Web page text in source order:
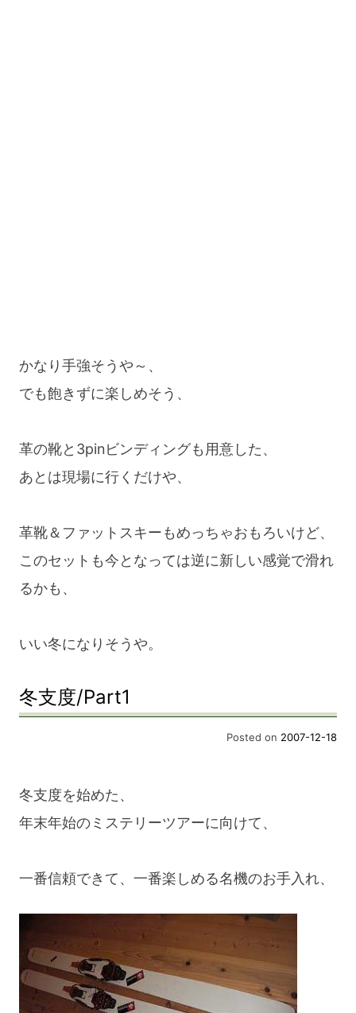
かなり手強そうや～、
でも飽きずに楽しめそう、
革の靴と3pinビンディングも用意した、
あとは現場に行くだけや、
革靴＆ファットスキーもめっちゃおもろいけど、
このセットも今となっては逆に新しい感覚で滑れ
るかも、
いい冬になりそうや。
冬支度/Part1
Posted on 2007-12-18
冬支度を始めた、
年末年始のミステリーツアーに向けて、
一番信頼できて、一番楽しめる名機のお手入れ、